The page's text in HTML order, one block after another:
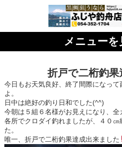
メニューを
折戸で二桁釣
今日もお天気良好、終了間際になっ
よ。
日中は絶好の釣り日和でした(^^)
今朝は５組６名様がお見えになり、全
各所でクロダイ釣れましたが、４０
た。
唯一、折戸で二桁釣果達成出来ました